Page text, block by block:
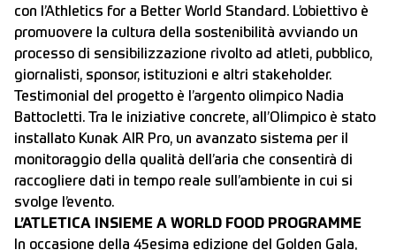
con l’Athletics for a Better World Standard. L’obiettivo è
promuovere la cultura della sostenibilità avviando un
processo di sensibilizzazione rivolto ad atleti, pubblico,
giornalisti, sponsor, istituzioni e altri stakeholder.
Testimonial del progetto è l’argento olimpico Nadia
Battocletti. Tra le iniziative concrete, all’Olimpico è stato
installato Kunak AIR Pro, un avanzato sistema per il
monitoraggio della qualità dell’aria che consentirà di
raccogliere dati in tempo reale sull’ambiente in cui si
svolge l’evento.
L’ATLETICA INSIEME A WORLD FOOD PROGRAMME
In occasione della 45esima edizione del Golden Gala,